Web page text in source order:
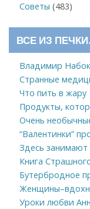
Советы (483)
ВСЕ ИЗ
Владимир
Странные
Что пить в жару
Продукты,
Очень
“Валентинки”
Здесь
Книга
Бутербродное
Уроки любви